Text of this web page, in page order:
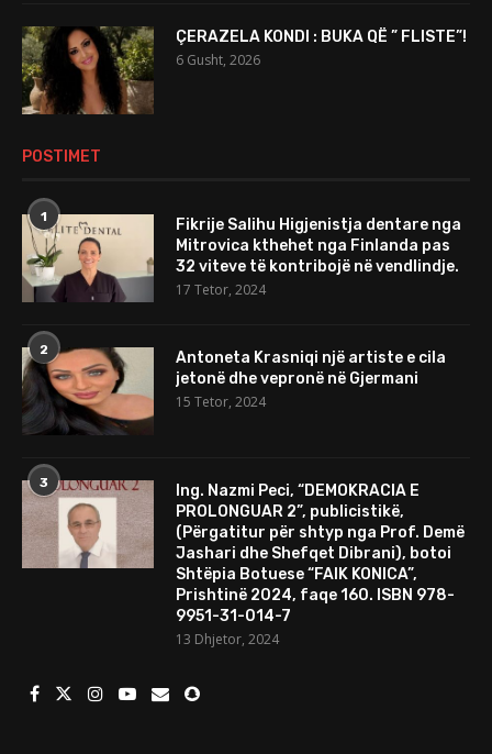
ÇERAZELA KONDI : BUKA QË ” FLISTE”!
6 Gusht, 2026
POSTIMET
1
Fikrije Salihu Higjenistja dentare nga
Mitrovica kthehet nga Finlanda pas
32 viteve të kontribojë në vendlindje.
17 Tetor, 2024
2
Antoneta Krasniqi një artiste e cila
jetonë dhe vepronë në Gjermani
15 Tetor, 2024
3
Ing. Nazmi Peci, “DEMOKRACIA E
PROLONGUAR 2”, publicistikë,
(Përgatitur për shtyp nga Prof. Demë
Jashari dhe Shefqet Dibrani), botoi
Shtëpia Botuese “FAIK KONICA”,
Prishtinë 2024, faqe 160. ISBN 978-
9951-31-014-7
13 Dhjetor, 2024